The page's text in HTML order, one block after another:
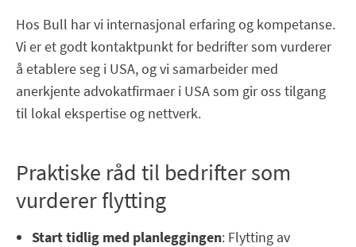
Hos Bull har vi internasjonal erfaring og kompetanse.
Vi er et godt kontaktpunkt for bedrifter som vurderer
å etablere seg i USA, og vi samarbeider med
anerkjente advokatfirmaer i USA som gir oss tilgang
til lokal ekspertise og nettverk.
Praktiske råd til bedrifter som
vurderer flytting
Start tidlig med planleggingen: Flytting av